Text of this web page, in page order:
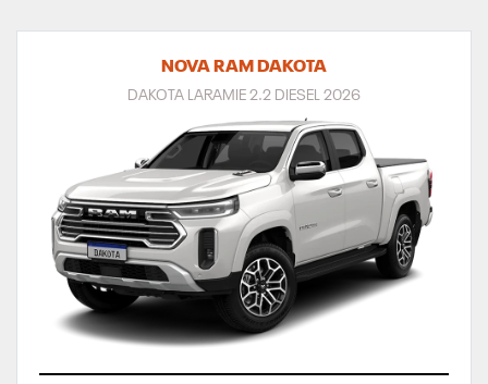
NOVA RAM DAKOTA
DAKOTA LARAMIE 2.2 DIESEL 2026